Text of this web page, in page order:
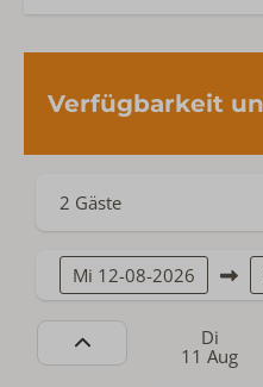
Verfügbarkeit
2 Gäste
Mi 12-08-2026
Di
11 Aug